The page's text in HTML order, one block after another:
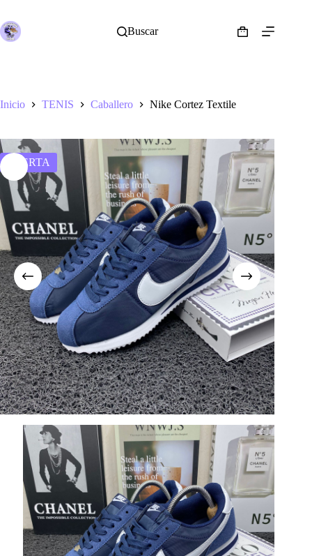
contenido
Buscar
Shopping
Inicio TENIS Caballero Nike Cortez Textile
OFERTA